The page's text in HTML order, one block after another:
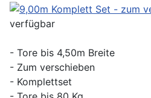
verfügbar
- Tore bis 4,50m Breite
- Zum verschieben
- Komplettset